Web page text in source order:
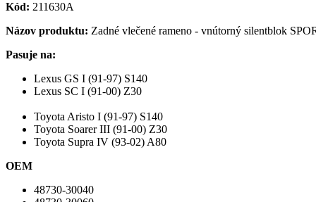
Kód: 211630A
Názov produktu: Zadné vlečené rameno - vnútorný silentblok
Pasuje na:
Lexus GS I (91-97) S140
Lexus SC I (91-00) Z30
Toyota Aristo I (91-97) S140
Toyota Soarer III (91-00) Z30
Toyota Supra IV (93-02) A80
OEM
48730-30040